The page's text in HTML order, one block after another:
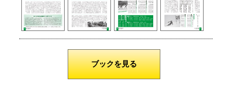
ブックを見る